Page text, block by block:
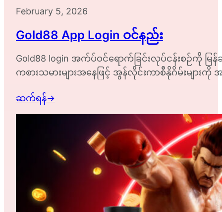
February 5, 2026
Gold88 App Login ဝင်နည်း
Gold88 login အက်ပ်ဝင်ရောက်ခြင်းလုပ်ငန်းစဉ်ကို မ
ကစားသမားများအနေဖြင့် အွန်လိုင်းကာစီနိုဂိမ်းများကို
ဆက်ရန်→